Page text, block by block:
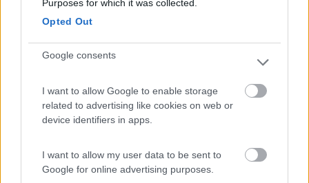
Purposes for which it was collected.
Opted Out
Google consents
I want to allow Google to enable storage
related to advertising like cookies on web or
device identifiers in apps.
I want to allow my user data to be sent to
Google for online advertising purposes.
Se serviranno 5 minuti in più credo che sopravviverete.
Cercate un phon della Chicco da bambini... sono quelli che
consumano meno.
http://www.m48.it
giadamic
1